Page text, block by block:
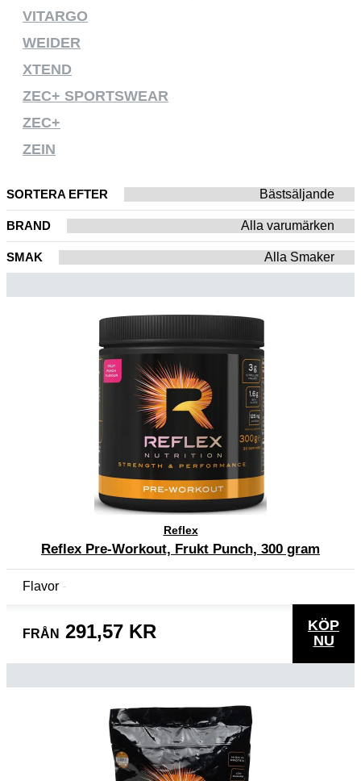
VITARGO
WEIDER
XTEND
ZEC+ SPORTSWEAR
ZEC+
ZEIN
SORTERA EFTER
BRAND
SMAK
Reflex
Reflex Pre-Workout, Frukt Punch, 300 gram
Flavor
FRÅN 291,57 KR
KÖP
NU